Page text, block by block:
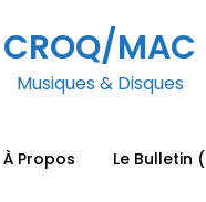
CROQ/MAC
Musiques & Disques
À Propos Le Bulletin